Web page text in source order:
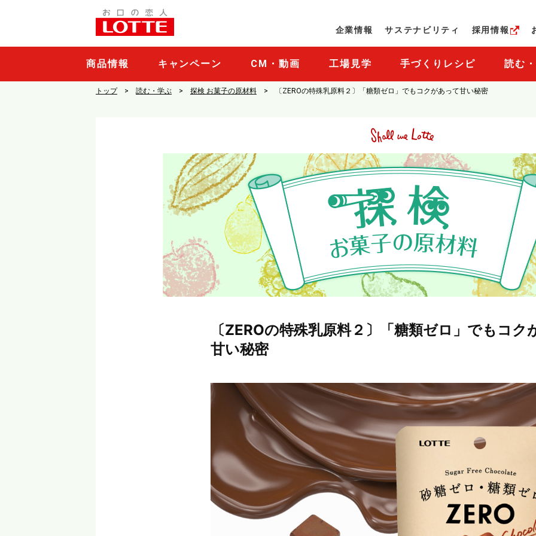
企業情報 サステナビリティ 採用情報
商品情報 キャンペーン CM・動画 工場見学 手づくりレシピ 読む
トップ 読む・学ぶ 探検 お菓子の原材料 〔ZEROの特殊乳原料２〕「糖類ゼロ」でもコクがあって甘い秘密
〔ZEROの特殊乳原料２〕「糖類ゼロ」でもコク
甘い秘密